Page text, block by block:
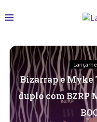
Bizarrap e Myke
duplo com BZRP